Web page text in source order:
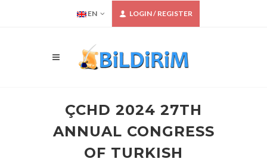
EN LOGIN / REGISTER
ÇCHD 2024 27TH
ANNUAL CONGRESS
OF TURKISH